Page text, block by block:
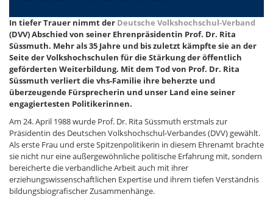
In tiefer Trauer nimmt der Deutsche Volkshochschul-Verband
(DVV) Abschied von seiner Ehrenpräsidentin Prof. Dr. Rita
Süssmuth. Mehr als 35 Jahre und bis zuletzt kämpfte sie an der
Seite der Volkshochschulen für die Stärkung der öffentlich
geförderten Weiterbildung. Mit dem Tod von Prof. Dr. Rita
Süssmuth verliert die vhs-Familie ihre beherzte und
überzeugende Fürsprecherin und unser Land eine seiner
engagiertesten Politikerinnen.
Am 24. April 1988 wurde Prof. Dr. Rita Süssmuth erstmals zur
Präsidentin des Deutschen Volkshochschul-Verbandes (DVV) gewählt.
Als erste Frau und erste Spitzenpolitikerin in diesem Ehrenamt brachte
sie nicht nur eine außergewöhnliche politische Erfahrung mit, sondern
bereicherte die verbandliche Arbeit auch mit ihrer
erziehungswissenschaftlichen Expertise und ihrem tiefen Verständnis
bildungsbiografischer Zusammenhänge.